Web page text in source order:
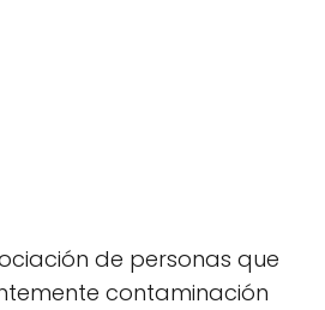
de personas que
contaminación